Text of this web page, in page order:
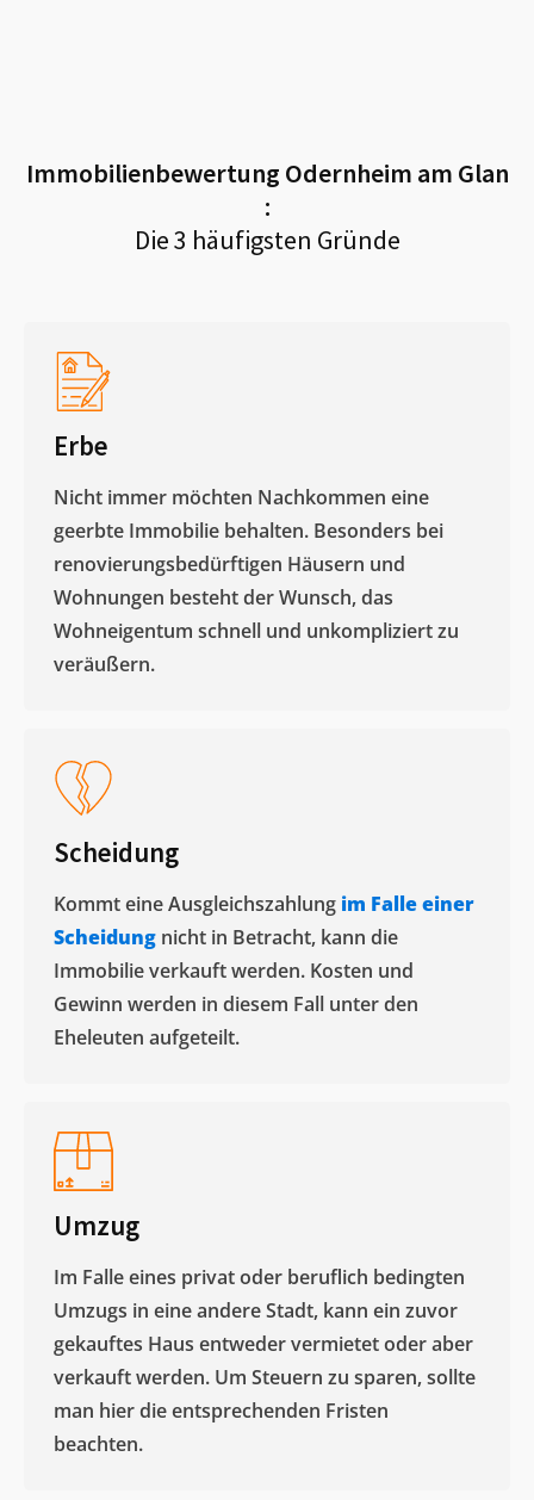
Immobilienbewertung Odernheim am Glan
:
Die 3 häufigsten Gründe
Erbe
Nicht immer möchten Nachkommen eine
geerbte Immobilie behalten. Besonders bei
renovierungsbedürftigen Häusern und
Wohnungen besteht der Wunsch, das
Wohneigentum schnell und unkompliziert zu
veräußern. ​
Scheidung
Kommt eine Ausgleichszahlung im Falle einer
Scheidung nicht in Betracht, kann die
Immobilie verkauft werden. Kosten und
Gewinn werden in diesem Fall unter den
Eheleuten aufgeteilt.​
Umzug
Im Falle eines privat oder beruflich bedingten
Umzugs in eine andere Stadt, kann ein zuvor
gekauftes Haus entweder vermietet oder aber
verkauft werden. Um Steuern zu sparen, sollte
man hier die entsprechenden Fristen
beachten.